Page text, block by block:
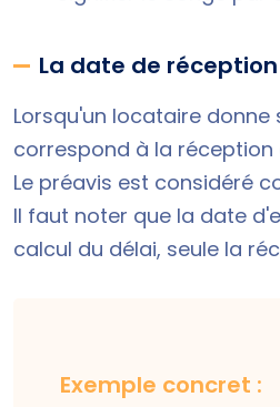
La date de
Lorsqu'un locataire
correspond à la réception
Le préavis est considéré
Il faut noter que la date
calcul du délai, seule la
Exemple concret :